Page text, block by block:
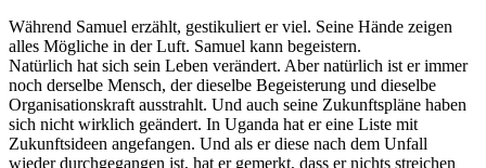
Während Samuel erzählt, gestikuliert er viel. Seine Hände zeigen
alles Mögliche in der Luft. Samuel kann begeistern.
Natürlich hat sich sein Leben verändert. Aber natürlich ist er immer
noch derselbe Mensch, der dieselbe Begeisterung und dieselbe
Organisationskraft ausstrahlt. Und auch seine Zukunftspläne haben
sich nicht wirklich geändert. In Uganda hat er eine Liste mit
Zukunftsideen angefangen. Und als er diese nach dem Unfall
wieder durchgegangen ist, hat er gemerkt, dass er nichts streichen